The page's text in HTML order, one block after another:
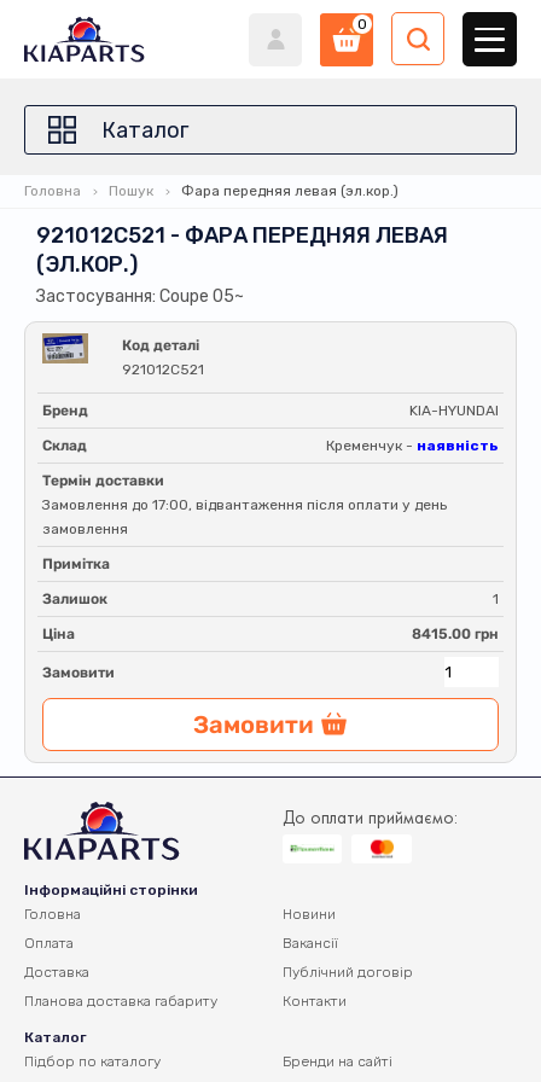
0
Каталог
Головна Пошук Фара передняя левая (эл.кор.)
921012C521 - ФАРА ПЕРЕДНЯЯ ЛЕВАЯ
(ЭЛ.КОР.)
Застосування: Coupe 05~
Код деталі
921012C521
Бренд KIA-HYUNDAI
Склад Кременчук - наявність
Термін доставки
Замовлення до 17:00, відвантаження після оплати у день
замовлення
Примітка
Залишок 1
Ціна 8415.00 грн
Замовити
Замовити
До оплати приймаємо:
Інформаційні сторінки
Головна
Оплата
Доставка
Планова доставка габариту
Новини
Вакансії
Публічний договір
Контакти
Каталог
Підбор по каталогу
Бренди на сайті